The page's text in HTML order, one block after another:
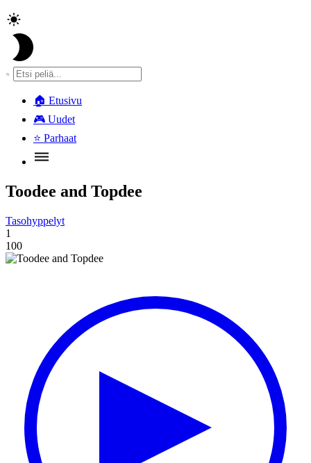
🏠 Etusivu
🎮 Uudet
⭐ Parhaat
Toodee and Topdee
Tasohyppelyt
1
100